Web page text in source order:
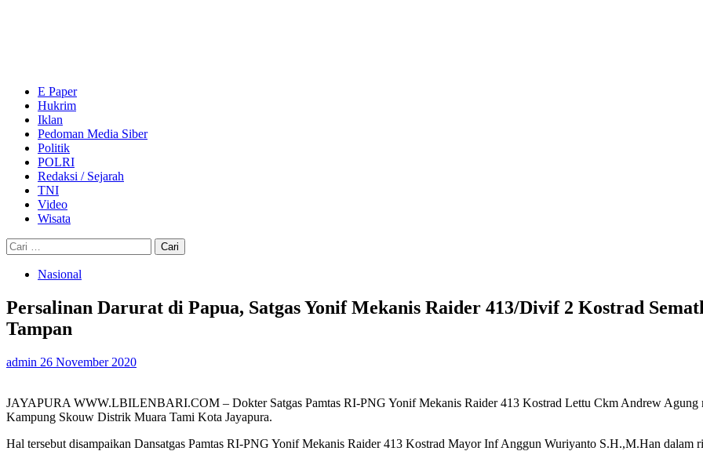
E Paper
Hukrim
Iklan
Pedoman Media Siber
Politik
POLRI
Redaksi / Sejarah
TNI
Video
Wisata
Cari
untuk:
Nasional
Persalinan Darurat di Papua, Satgas Yonif Mekanis Raider 413/Divif 2 Kostrad
Tampan
admin 26 November 2020
JAYAPURA WWW.LBILENBARI.COM – Dokter Satgas Pamtas RI-PNG Yonif Mekanis Raider 413 Kostrad Lettu Ckm Andrew Agung
Kampung Skouw Distrik Muara Tami Kota Jayapura.
Hal tersebut disampaikan Dansatgas Pamtas RI-PNG Yonif Mekanis Raider 413 Kostrad Mayor Inf Anggun Wuriyanto S.H.,M.Han